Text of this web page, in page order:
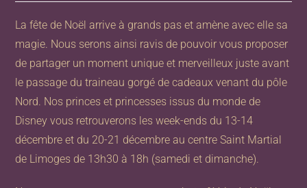
La fête de Noël arrive à grands pas et amène avec elle sa
magie. Nous serons ainsi ravis de pouvoir vous proposer
de partager un moment unique et merveilleux juste avant
le passage du traineau gorgé de cadeaux venant du pôle
Nord. Nos princes et princesses issus du monde de
Disney vous retrouverons les week-ends du 13-14
décembre et du 20-21 décembre au centre Saint Martial
de Limoges de 13h30 à 18h (samedi et dimanche).